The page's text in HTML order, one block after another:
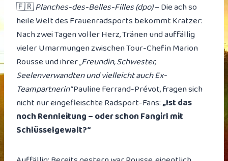
🇫🇷Planches-des-Belles-Filles (dpo)– Die ach so
heile Welt des Frauenradsports bekommt Kratzer:
Nach zwei Tagen voller Herz, Tränen und auffällig
vieler Umarmungen zwischen Tour-Chefin Marion
Rousse und ihrer„Freundin, Schwester,
Seelenverwandten und vielleicht auch Ex-
Teampartnerin“Pauline Ferrand-Prévot, fragen sich
nicht nur eingefleischte Radsport-Fans:„Ist das
noch Rennleitung – oder schon Fangirl mit
Schlüsselgewalt?“